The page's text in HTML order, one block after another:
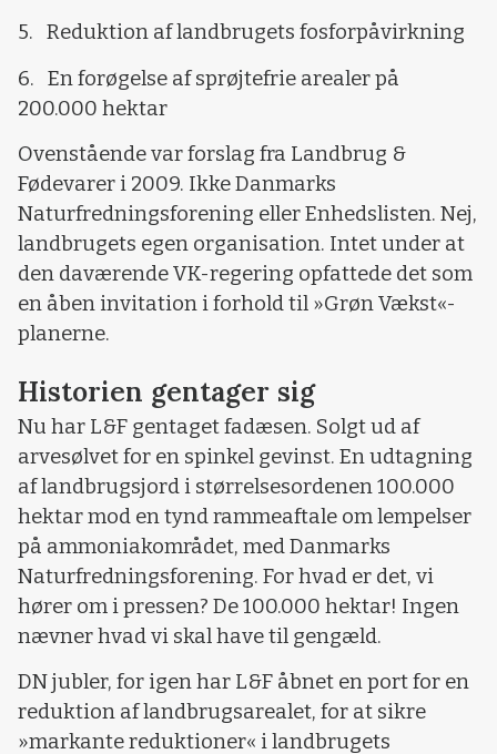
5. Reduktion af landbrugets fosforpåvirkning
6. En forøgelse af sprøjtefrie arealer på
200.000 hektar
Ovenstående var forslag fra Landbrug &
Fødevarer i 2009. Ikke Danmarks
Naturfredningsforening eller Enhedslisten. Nej,
landbrugets egen organisation. Intet under at
den daværende VK-regering opfattede det som
en åben invitation i forhold til »Grøn Vækst«-
planerne.
Historien gentager sig
Nu har L&F gentaget fadæsen. Solgt ud af
arvesølvet for en spinkel gevinst. En udtagning
af landbrugsjord i størrelsesordenen 100.000
hektar mod en tynd rammeaftale om lempelser
på ammoniakområdet, med Danmarks
Naturfredningsforening. For hvad er det, vi
hører om i pressen? De 100.000 hektar! Ingen
nævner hvad vi skal have til gengæld.
DN jubler, for igen har L&F åbnet en port for en
reduktion af landbrugsarealet, for at sikre
»markante reduktioner« i landbrugets